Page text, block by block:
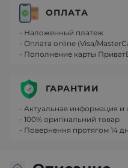
ОПЛАТА
- Наложенный платеж
- Оплата online (Visa/
- Пополнение карты
ГАРАНТИИ
- Актуальная информация и
- 100% оригінальний товар
- Повернення протягом 14